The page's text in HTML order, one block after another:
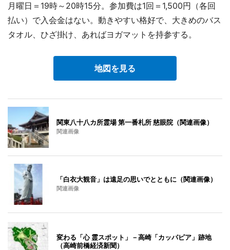
月曜日＝19時～20時15分。参加費は1回＝1,500円（各回
払い）で入会金はない。動きやすい格好で、大きめのバス
タオル、ひざ掛け、あればヨガマットを持参する。
地図を見る
関東八十八カ所霊場 第一番札所 慈眼院（関連画像）
関連画像
「白衣大観音」は遠足の思いでとともに（関連画像）
関連画像
変わる「心 霊スポット」－高崎「カッパピア」跡地
（高崎前橋経済新聞）